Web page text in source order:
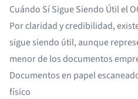
Cuándo Sí Sigue Siendo Útil el
Por claridad y credibilidad,
sigue siendo útil, aunque
menor de los documentos
Documentos en papel
físico